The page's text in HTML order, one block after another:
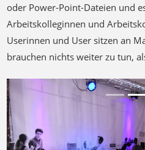
oder Power-Point-Dateien und
Arbeitskolleginnen und
Userinnen und User sitzen an
brauchen nichts weiter zu tun,